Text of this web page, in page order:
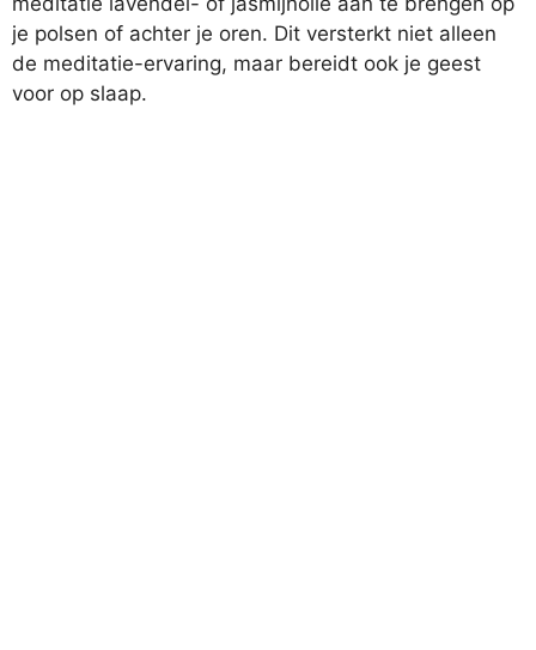
je polsen of achter je oren. Dit versterkt niet alleen
de meditatie-ervaring, maar bereidt ook je geest
voor op slaap.